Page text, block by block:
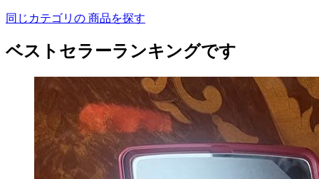
同じカテゴリの 商品を探す
ベストセラーランキングです